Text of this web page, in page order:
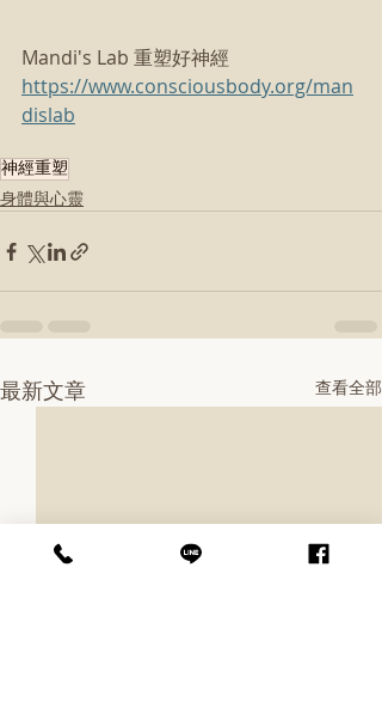
Mandi's Lab 重塑好神經
https://www.consciousbody.org/man
dislab
神經重塑
身體與心靈
最新文章 查看全部